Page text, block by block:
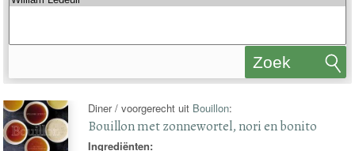
Zoek
Diner / voorgerecht uit Bouillon:
Bouillon met zonnewortel, nori en bonito
Ingrediënten: